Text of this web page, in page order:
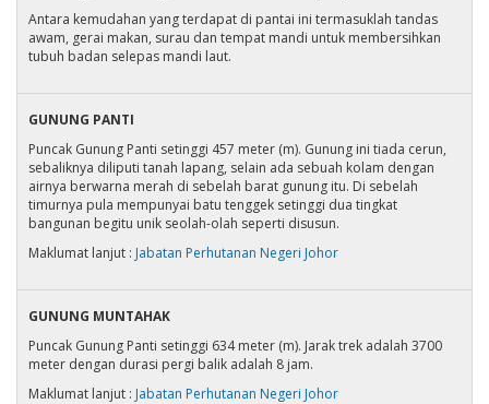
Antara kemudahan yang terdapat di pantai ini termasuklah tandas
awam, gerai makan, surau dan tempat mandi untuk membersihkan
tubuh badan selepas mandi laut.
GUNUNG PANTI
Puncak Gunung Panti setinggi 457 meter (m). Gunung ini tiada cerun,
sebaliknya diliputi tanah lapang, selain ada sebuah kolam dengan
airnya berwarna merah di sebelah barat gunung itu. Di sebelah
timurnya pula mempunyai batu tenggek setinggi dua tingkat
bangunan begitu unik seolah-olah seperti disusun.
Maklumat lanjut : Jabatan Perhutanan Negeri Johor
GUNUNG MUNTAHAK
Puncak Gunung Panti setinggi 634 meter (m). Jarak trek adalah 3700
meter dengan durasi pergi balik adalah 8 jam.
Maklumat lanjut : Jabatan Perhutanan Negeri Johor